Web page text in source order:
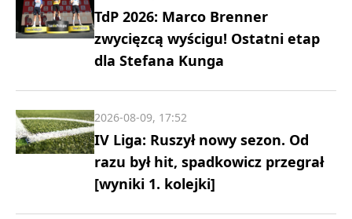
TdP 2026: Marco Brenner
zwycięzcą wyścigu! Ostatni etap
dla Stefana Kunga
IV Liga: Ruszył nowy sezon. Od
razu był hit, spadkowicz przegrał
[wyniki 1. kolejki]
2026-08-09, 17:52